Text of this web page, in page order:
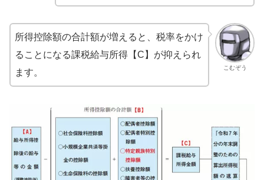
こむぞう
所得控除額の合計額が増えると、税率をかけ
ることになる課税給与所得【C】が抑えられ
ます。